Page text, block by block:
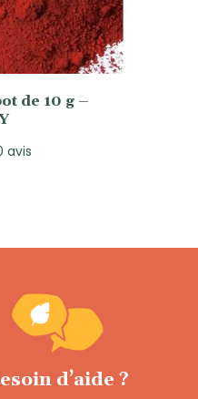
de 10 g –
avis
d’aide ?